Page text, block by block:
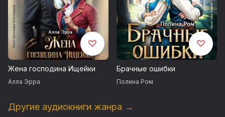
Жена господина Ищейки
Алла Эрра
Брачные ошибки
Полина Ром
Другие аудиокниги жанра →